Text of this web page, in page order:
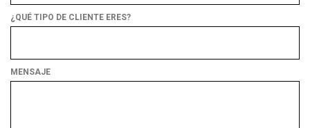
¿QUÉ TIPO DE CLIENTE ERES?
de
MENSAJE